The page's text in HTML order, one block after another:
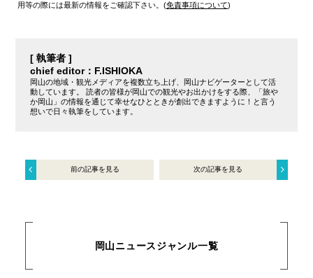
用等の際には最新の情報をご確認下さい。(免責事項について)
[ 執筆者 ]
chief editor：F.ISHIOKA
岡山の地域・観光メディアを複数立ち上げ、岡山ナビゲーターとして活
動しています。 読者の皆様が岡山での観光やお出かけをする際、「旅や
か岡山」の情報を通じて幸せなひとときが創出できますように！と言う
想いで日々執筆をしています。
前の記事を見る 次の記事を見る
岡山ニュースジャンル一覧